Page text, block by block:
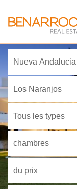
Nueva Andalucia
Los Naranjos
Tous les types
chambres
du prix